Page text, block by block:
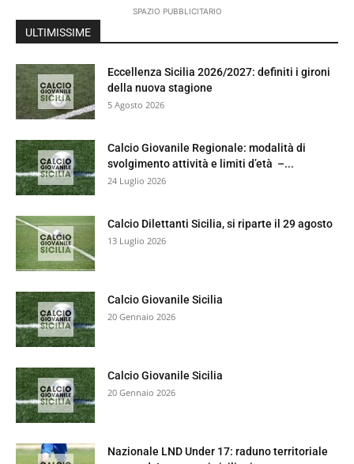
SPAZIO PUBBLICITARIO
ULTIMISSIME
Eccellenza Sicilia 2026/2027: definiti i gironi
della nuova stagione
5 Agosto 2026
Calcio Giovanile Regionale: modalità di
svolgimento attività e limiti d’età –...
24 Luglio 2026
Calcio Dilettanti Sicilia, si riparte il 29 agosto
13 Luglio 2026
Calcio Giovanile Sicilia
20 Gennaio 2026
Calcio Giovanile Sicilia
20 Gennaio 2026
Nazionale LND Under 17: raduno territoriale